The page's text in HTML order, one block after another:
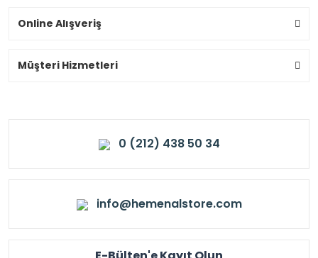
Online Alışveriş
Müşteri Hizmetleri
0 (212) 438 50 34
info@hemenalstore.com